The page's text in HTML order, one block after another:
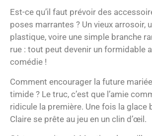
Est-ce qu’il faut prévoir des
poses marrantes ? Un vieux arrosoir,
plastique, voire une simple branche
rue : tout peut devenir un formidable
comédie !
Comment encourager la future
timide ? Le truc, c’est que l’amie
ridicule la première. Une fois la glace
Claire se prête au jeu en un clin d’œil.